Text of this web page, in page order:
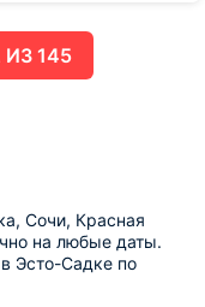
ИЗ 145
Сочи, Красная
на любые даты.
Эсто-Садке по